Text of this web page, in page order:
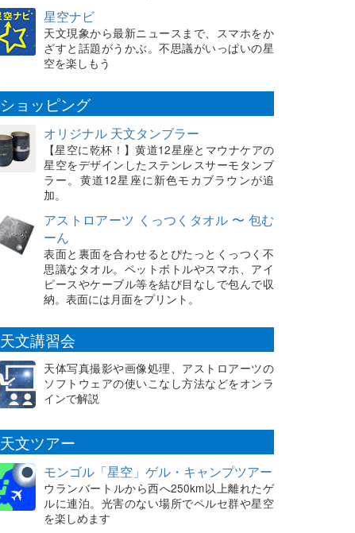
星空ナビ
天文現象から最新ニュースまで、スマホをか
ざすと話題がうかぶ。不思議がいっぱいの星
空を楽しもう
ショッピング
オリジナル 天文タンブラー
【星空に乾杯！】黄道12星座とマウナケアの
星空をデザインしたステンレスサーモタンブ
ラー。黄道12星座に新色モカブラウンが追
加。
アストロアーツ くっつくタオル 〜 包む
ーん
表面と裏面を合わせるとぴたっとくっつく不
思議なタオル。ペットボトルやスマホ、アイ
ピースやケーブル等を結び目なしで包んで収
納。表面には月面をプリント。
天文講習会
天体写真撮影や画像処理、アストロアーツの
ソフトウェアの使いこなし方法などをオンラ
インで解説
天文ツアー
モンゴル「星空」ゲル・キャンプツアー
ウランバートルから西へ250km以上離れたゲ
ルに連泊。光害のない場所でペルセ群や星空
を楽しめます